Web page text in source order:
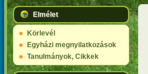
Elmélet
Körlevél
Egyházi megnyilatkozások
Tanulmányok, Cikkek